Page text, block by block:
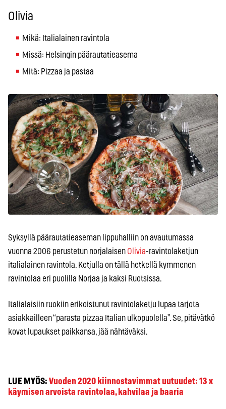
Olivia
Mikä: Italialainen ravintola
Missä: Helsingin päärautatieasema
Mitä: Pizzaa ja pastaa
Syksyllä päärautatieaseman lippuhalliin on avautumassa
vuonna 2006 perustetun norjalaisen Olivia-ravintolaketjun
italialainen ravintola. Ketjulla on tällä hetkellä kymmenen
ravintolaa eri puolilla Norjaa ja kaksi Ruotsissa.
Italialaisiin ruokiin erikoistunut ravintolaketju lupaa tarjota
asiakkailleen “parasta pizzaa Italian ulkopuolella”. Se, pitävätkö
kovat lupaukset paikkansa, jää nähtäväksi.
LUE MYÖS: Vuoden 2020 kiinnostavimmat uutuudet: 13 x
käymisen arvoista ravintolaa, kahvilaa ja baaria